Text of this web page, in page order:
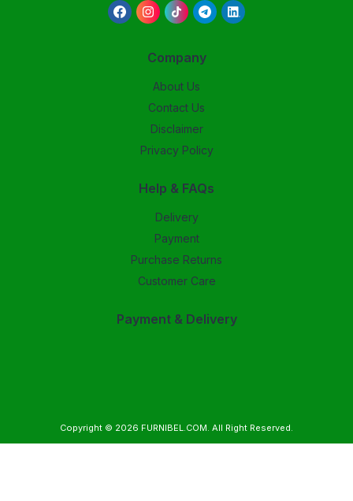
Company
About Us
Contact Us
Disclaimer
Privacy Policy
Help & FAQs
Delivery
Payment
Purchase Returns
Customer Care
Payment & Delivery
Copyright © 2026 FURNIBEL.COM. All Right Reserved.